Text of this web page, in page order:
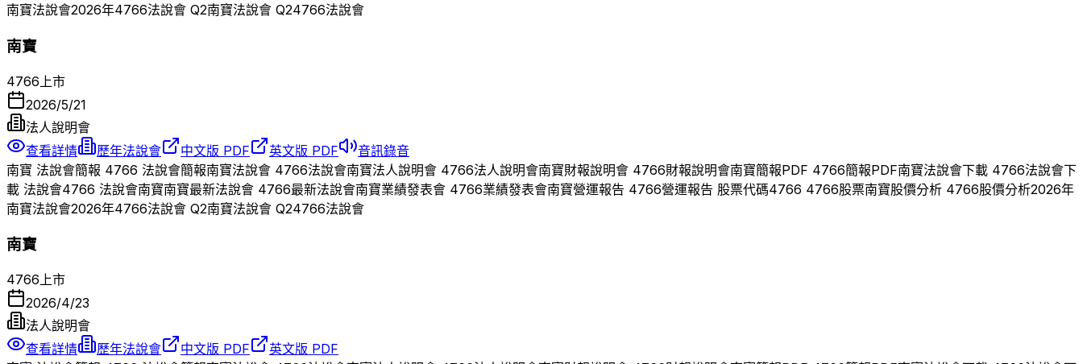
南寶法說會2026年4766法說會 Q2南寶法說會 Q24766法說會
南寶
4766 上市
2026/5/21
法人說明會
查看詳情
歷年法說會 中文版 PDF 英文版 PDF
音訊錄音
南寶 法說會簡報 4766 法說會簡報南寶法說會 4766法說會南寶法人說明會 4766法人說明會南寶財報說明會 4766財報說明會南寶簡報PDF 4766簡報PDF南寶法說會下載 4766法說會下
載 法說會4766 法說會南寶南寶最新法說會 4766最新法說會南寶業績發表會 4766業績發表會南寶營運報告 4766營運報告 股票代碼4766 4766股票南寶股價分析 4766股價分析2026年
南寶法說會2026年4766法說會 Q2南寶法說會 Q24766法說會
南寶
4766上市
2026/4/23
法人說明會
查看詳情
歷年法說會 中文版 PDF
英文版 PDF